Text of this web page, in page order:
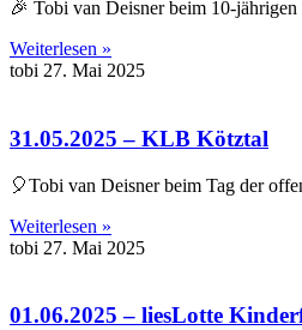
🎉 Tobi van Deisner beim 10-
Weiterlesen »
tobi 27. Mai 2025
31.05.2025 – KLB Kötztal
🎈Tobi van Deisner beim Tag der
Weiterlesen »
tobi 27. Mai 2025
01.06.2025 – liesLotte